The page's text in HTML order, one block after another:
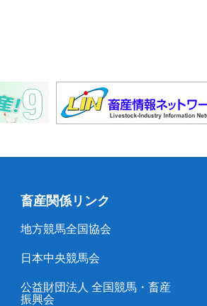
畜産関係リンク
地方競馬全国協会
日本中央競馬会
公益財団法人 全国競馬・畜産
振興会